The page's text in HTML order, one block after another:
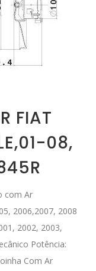
FIAT
08,
com Ar
2006,2007, 2008
2002, 2003,
Potência:
Com Ar